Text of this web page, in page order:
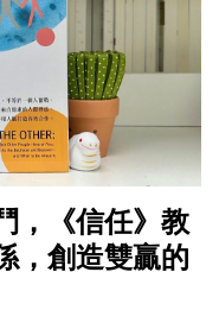
，《信任》教
，創造雙贏的